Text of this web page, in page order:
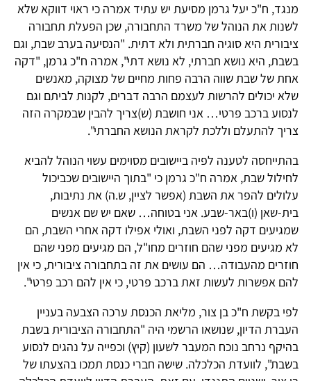
מנגד, ח"כ יעל גרמן מסיעת יש עתיד אמרה כי ראוי דווקא שלא
לשנות את הנוהל של משרד התחבורה, שכן הפעלת תחבורה
ציבורית היא סוגיה חברתית ולא דתית. "הנסיעה בערב שבת, וגם
בשבת, היא נושא חברתי, לא נושא דתי", אמרה ח"כ גרמן, "דקה
אחת של שבת שווה הרבה פחות מחיים של מצוקה, מאנשים
שלא יכולים להרשות לעצמם הרבה דברים, לקנות לביתם וגם
לנסוע ברכב פרטי… אני חושבת (ש)צריך להבין שבמקרה הזה
צריך להתעלם וללכת לקראת הנושא החברתי".
בהתייחסה לטענה לפיה ביישובים מסוימים עשוי הנוהל להביא
לחילול שבת, אמרה ח"כ גרמן כי "בתוך היישובים שכביכול
עלולים להפר את השבת (אפשר לציין, ש.ה) את נתיבות,
בית-שאן (ו)באר-שבע. אני בטוחה… שאם יש שם אנשים
שמגיעים דקה לפני השבת, ואולי אפילו דקה אחרי השבת, הם
לא מגיעים מפני שהם חוזרים מחו"ל, הם מגיעים מפני שהם
חוזרים מהעבודה… הם עושים את זה בתחבורה ציבורית, כי אין
להם אפשרות לעשות זאת ברכב פרטי, כי אין להם רכב פרטי".
לפי בקשת ח"כ בן צור, מליאת הכנסת ערכה הצבעה בעניין
העברת הדיון, שנושאו הרשמי היה "התחבורה הציבורית בשבת
בהיקף נרחב נוכח המעבר לשעון (קיץ) וכפייה על נהגים לנסוע
בשבת", לוועדת הכלכלה. שישה חברי כנסת תמכו בהצעתו של